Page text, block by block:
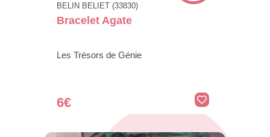
BELIN BELIET (33830)
Bracelet Agate
Les Trésors de Génie
6€